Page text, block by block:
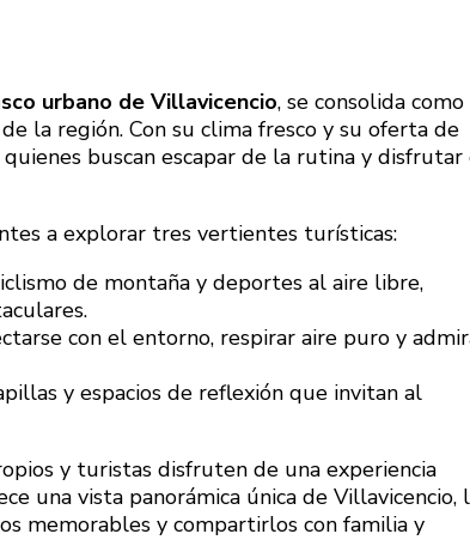
urbano de Villavicencio, se consolida como
la región. Con su clima fresco y su oferta de
buscan escapar de la rutina y disfrutar
a explorar tres vertientes turísticas:
de montaña y deportes al aire libre,
con el entorno, respirar aire puro y
y espacios de reflexión que invitan al
y turistas disfruten de una experiencia
una vista panorámica única de Villavicencio,
memorables y compartirlos con familia y